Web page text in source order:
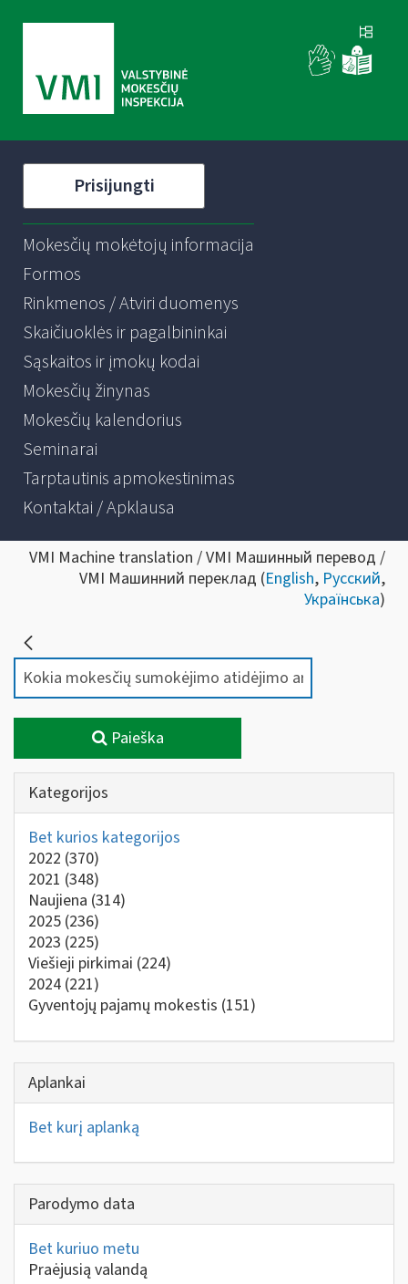
Prisijungti
Mokesčių mokėtojų informacija
Formos
Rinkmenos / Atviri duomenys
Skaičiuoklės ir pagalbininkai
Sąskaitos ir įmokų kodai
Mokesčių žinynas
Mokesčių kalendorius
Seminarai
Tarptautinis apmokestinimas
Kontaktai / Apklausa
VMI Machine translation / VMI Машинный перевод /
VMI Машинний переклад (English, Русский,
Українська)
Paieška
Kategorijos
Bet kurios kategorijos
2022 (370)
2021 (348)
Naujiena (314)
2025 (236)
2023 (225)
Viešieji pirkimai (224)
2024 (221)
Gyventojų pajamų mokestis (151)
Aplankai
Bet kurį aplanką
Parodymo data
Bet kuriuo metu
Praėjusią valandą